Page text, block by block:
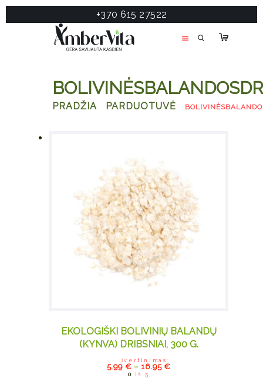
+370 615 27522
PRADŽIA PARDUOTUVĖ
PASLAUGOS
PRODUKTAI
APIE MANE
KONTAKTAI
EKOLOGIŠKI BOLIVINIŲ BALANDŲ
(KYNVA) DRIBSNIAI, 300 G.
Įvertinimas:
0 iš 5
5.99 € – 16.95€